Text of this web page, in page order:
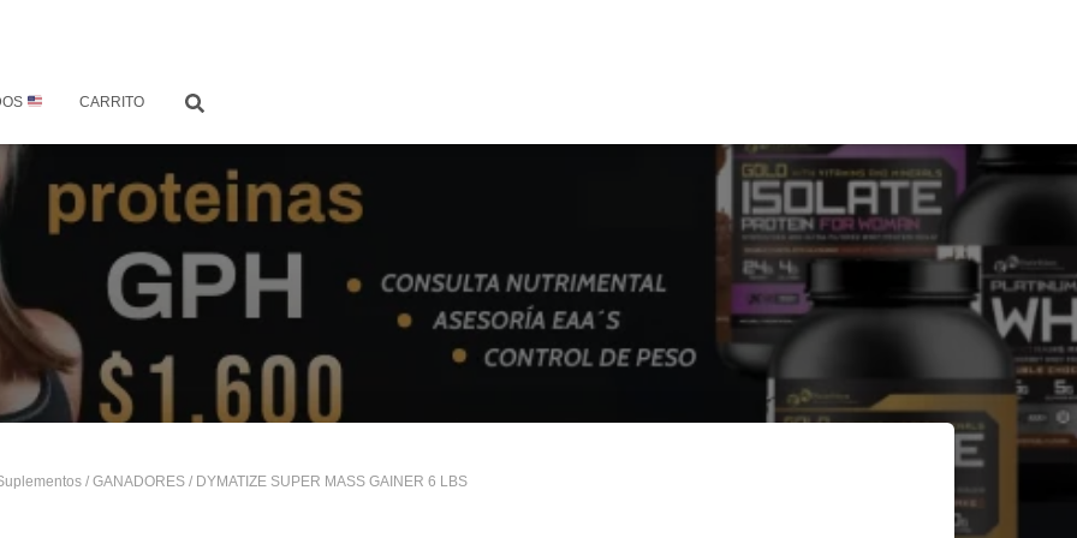
CARRITO
/ GANADORES / DYMATIZE SUPER MASS GAINER 6 LBS